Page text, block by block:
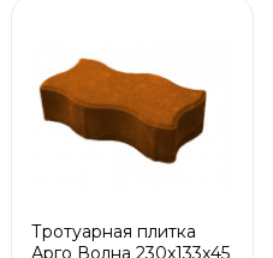
Тротуарная плитка
Арго Волна 230x133x45